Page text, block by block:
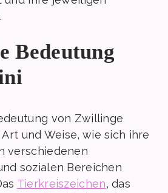
Bedeutung
von Zwillinge
und Weise, wie sich ihre
verschiedenen
sozialen Bereichen
Tierkreiszeichen, das